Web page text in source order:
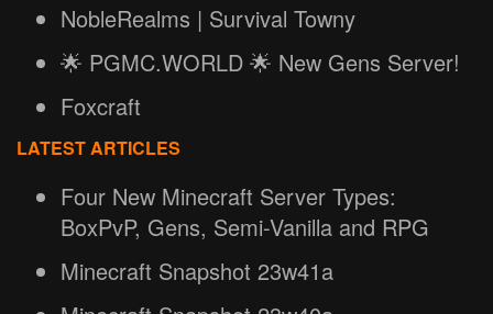
NobleRealms | Survival Towny
🌟 PGMC.WORLD 🌟 New Gens Server!
Foxcraft
LATEST ARTICLES
Four New Minecraft Server Types:
BoxPvP, Gens, Semi-Vanilla and RPG
Minecraft Snapshot 23w41a